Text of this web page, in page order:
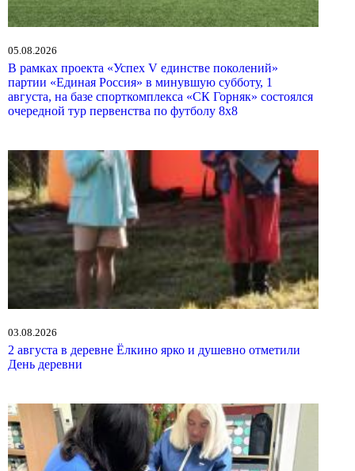
05.08.2026
В рамках проекта «Успех V единстве поколений»
партии «Единая Россия» в минувшую субботу, 1
августа, на базе спорткомплекса «СК Горняк» состоялся
очередной тур первенства по футболу 8х8
03.08.2026
2 августа в деревне Ёлкино ярко и душевно отметили
День деревни